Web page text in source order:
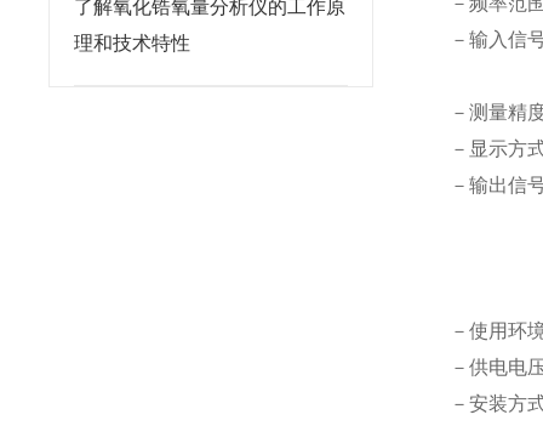
了解氧化锆氧量分析仪的工作原
理和技术特性
－输入信
－测量精
－显示方
－输出信
－使用环
－供电电
－安装方